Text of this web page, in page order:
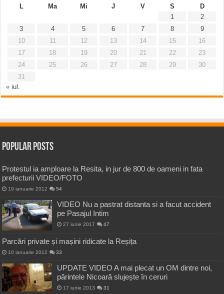
L
Ma Mi J V S
D
1
2
3
4 5 6 7 8
9
10
11 12 13 14 15
16
17
18 19 20 21 22
23
24
25 26 27 28 29
30
31
« iul.
Popular Posts
Protestul ia amploare la Resita, in jur de 800 de oameni in fata
prefecturii VIDEO/FOTO
19 ianuarie 2012 54
VIDEO Nu a pastrat distanta si a facut accident
pe Pasajul Intim
27 iunie 2017 47
Parcări private și mașini ridicate la Reșița
10 ianuarie 2012 33
UPDATE VIDEO A mai plecat un OM dintre noi,
părintele Nicoară slujește în ceruri
17 iunie 2013 31